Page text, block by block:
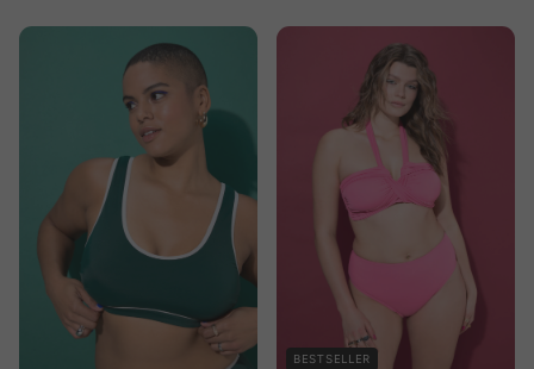
BESTSELLER